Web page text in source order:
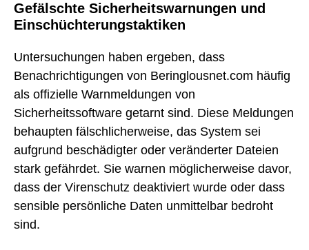
Gefälschte Sicherheitswarnungen und
Einschüchterungstaktiken
Untersuchungen haben ergeben, dass
Benachrichtigungen von Beringlousnet.com häufig
als offizielle Warnmeldungen von
Sicherheitssoftware getarnt sind. Diese Meldungen
behaupten fälschlicherweise, das System sei
aufgrund beschädigter oder veränderter Dateien
stark gefährdet. Sie warnen möglicherweise davor,
dass der Virenschutz deaktiviert wurde oder dass
sensible persönliche Daten unmittelbar bedroht
sind.